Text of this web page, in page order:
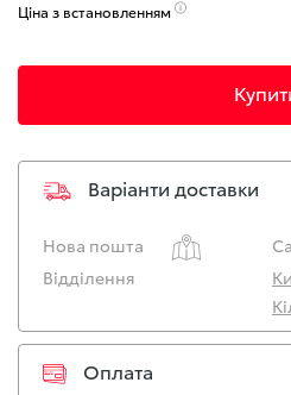
Ціна з встановленням
Варіанти доставки
Нова пошта
Відділення
Оплата